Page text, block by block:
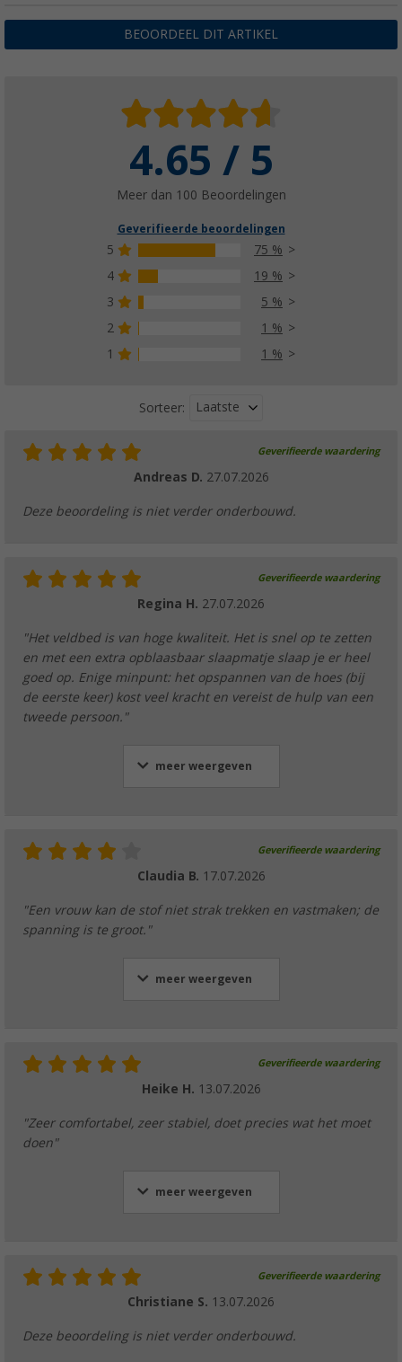
BEOORDEEL DIT ARTIKEL
4.65 / 5
Meer dan 100 Beoordelingen
Geverifieerde beoordelingen
5
75 %
4
19 %
3
5 %
2
1 %
1
1 %
Sorteer: Laatste
Geverifieerde waardering
Andreas D. 27.07.2026
Deze beoordeling is niet verder onderbouwd.
Geverifieerde waardering
Regina H. 27.07.2026
"Het veldbed is van hoge kwaliteit. Het is snel op te zetten
en met een extra opblaasbaar slaapmatje slaap je er heel
goed op. Enige minpunt: het opspannen van de hoes (bij
de eerste keer) kost veel kracht en vereist de hulp van een
tweede persoon."
meer weergeven
Geverifieerde waardering
Claudia B. 17.07.2026
"Een vrouw kan de stof niet strak trekken en vastmaken; de
spanning is te groot."
meer weergeven
Geverifieerde waardering
Heike H. 13.07.2026
"Zeer comfortabel, zeer stabiel, doet precies wat het moet
doen"
meer weergeven
Geverifieerde waardering
Christiane S. 13.07.2026
Deze beoordeling is niet verder onderbouwd.